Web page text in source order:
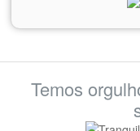
Temos